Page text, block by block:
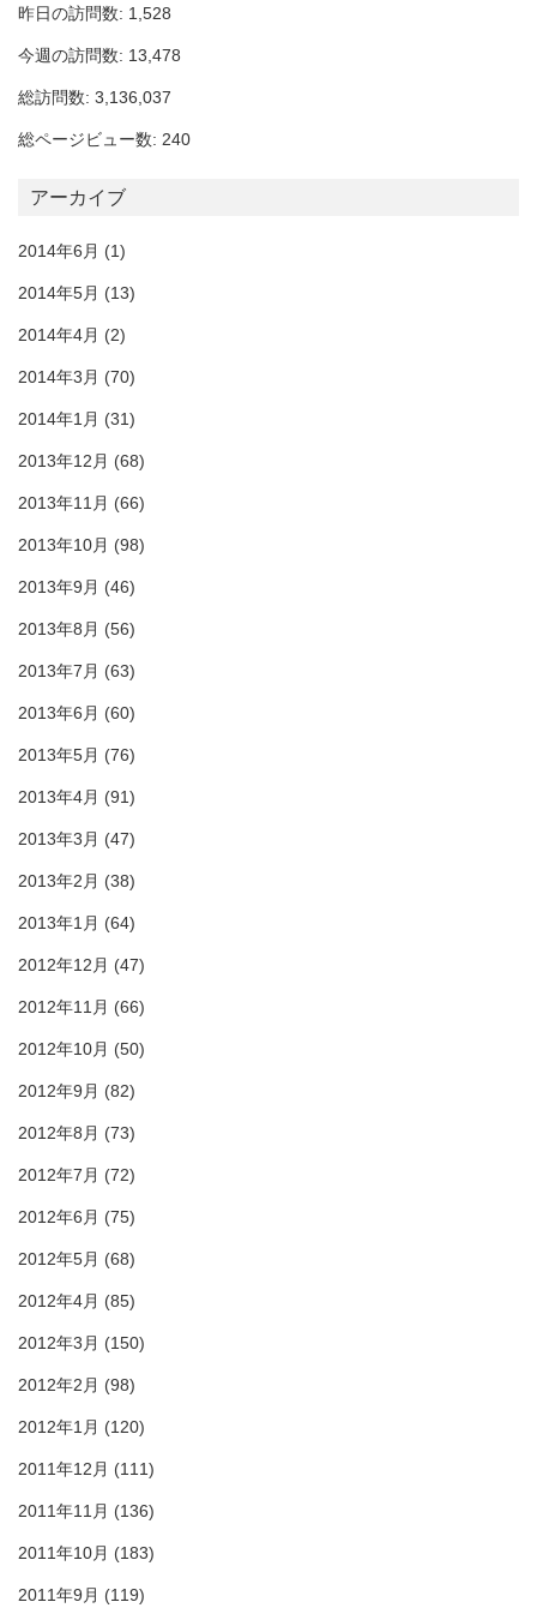
昨日の訪問数: 1,528
今週の訪問数: 13,478
総訪問数: 3,136,037
総ページビュー数: 240
アーカイブ
2014年6月 (1)
2014年5月 (13)
2014年4月 (2)
2014年3月 (70)
2014年1月 (31)
2013年12月 (68)
2013年11月 (66)
2013年10月 (98)
2013年9月 (46)
2013年8月 (56)
2013年7月 (63)
2013年6月 (60)
2013年5月 (76)
2013年4月 (91)
2013年3月 (47)
2013年2月 (38)
2013年1月 (64)
2012年12月 (47)
2012年11月 (66)
2012年10月 (50)
2012年9月 (82)
2012年8月 (73)
2012年7月 (72)
2012年6月 (75)
2012年5月 (68)
2012年4月 (85)
2012年3月 (150)
2012年2月 (98)
2012年1月 (120)
2011年12月 (111)
2011年11月 (136)
2011年10月 (183)
2011年9月 (119)